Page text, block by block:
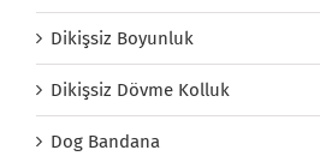
Dikişsiz Boyunluk
Dikişsiz Dövme Kolluk
Dog Bandana